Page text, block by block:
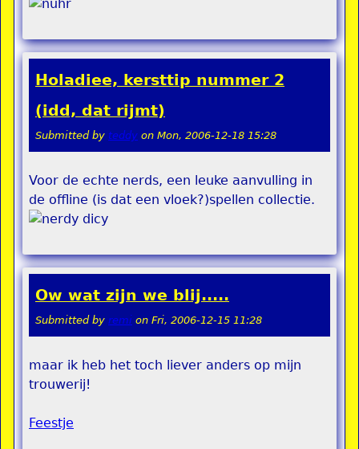
Holadiee, kersttip nummer 2
(idd, dat rijmt)
Submitted by teddy on Mon, 2006-12-18 15:28
Voor de echte nerds, een leuke aanvulling in
de offline (is dat een vloek?)spellen collectie.
Ow wat zijn we blij.....
Submitted by remi on Fri, 2006-12-15 11:28
maar ik heb het toch liever anders op mijn
trouwerij!
Feestje